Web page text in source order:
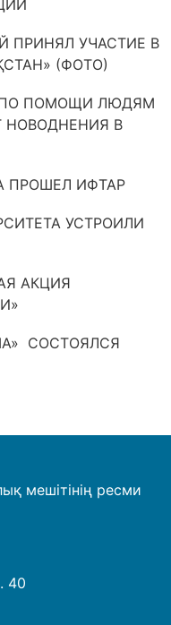
ПРИНЯЛ УЧАСТИЕ В
(ФОТО)
ПО ПОМОЩИ ЛЮДЯМ
НОВОДНЕНИЯ В
ПРОШЕЛ ИФТАР
УСТРОИЛИ
АКЦИЯ
СОСТОЯЛСЯ
мешітінің ресми
40